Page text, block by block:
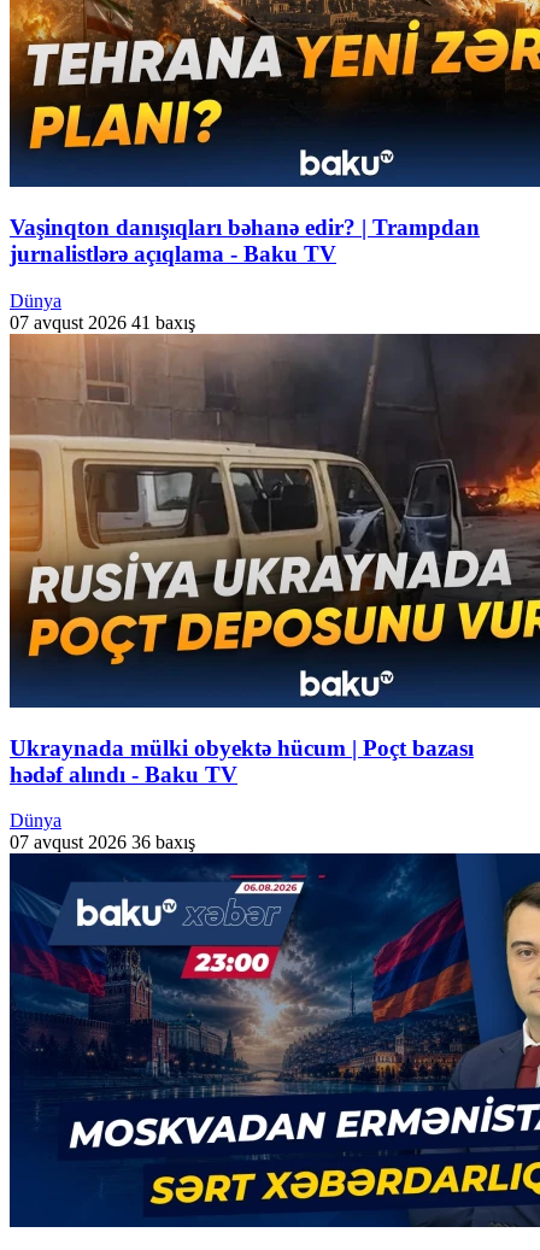
Vaşinqton danışıqları bəhanə edir? | Trampdan
jurnalistlərə açıqlama - Baku TV
Dünya
07 avqust 2026 41 baxış
Ukraynada mülki obyektə hücum | Poçt bazası
hədəf alındı - Baku TV
Dünya
07 avqust 2026 36 baxış